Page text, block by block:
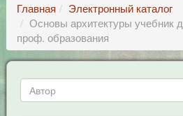
Главная
Электронный каталог
Основы архитектуры учебник
проф. образования